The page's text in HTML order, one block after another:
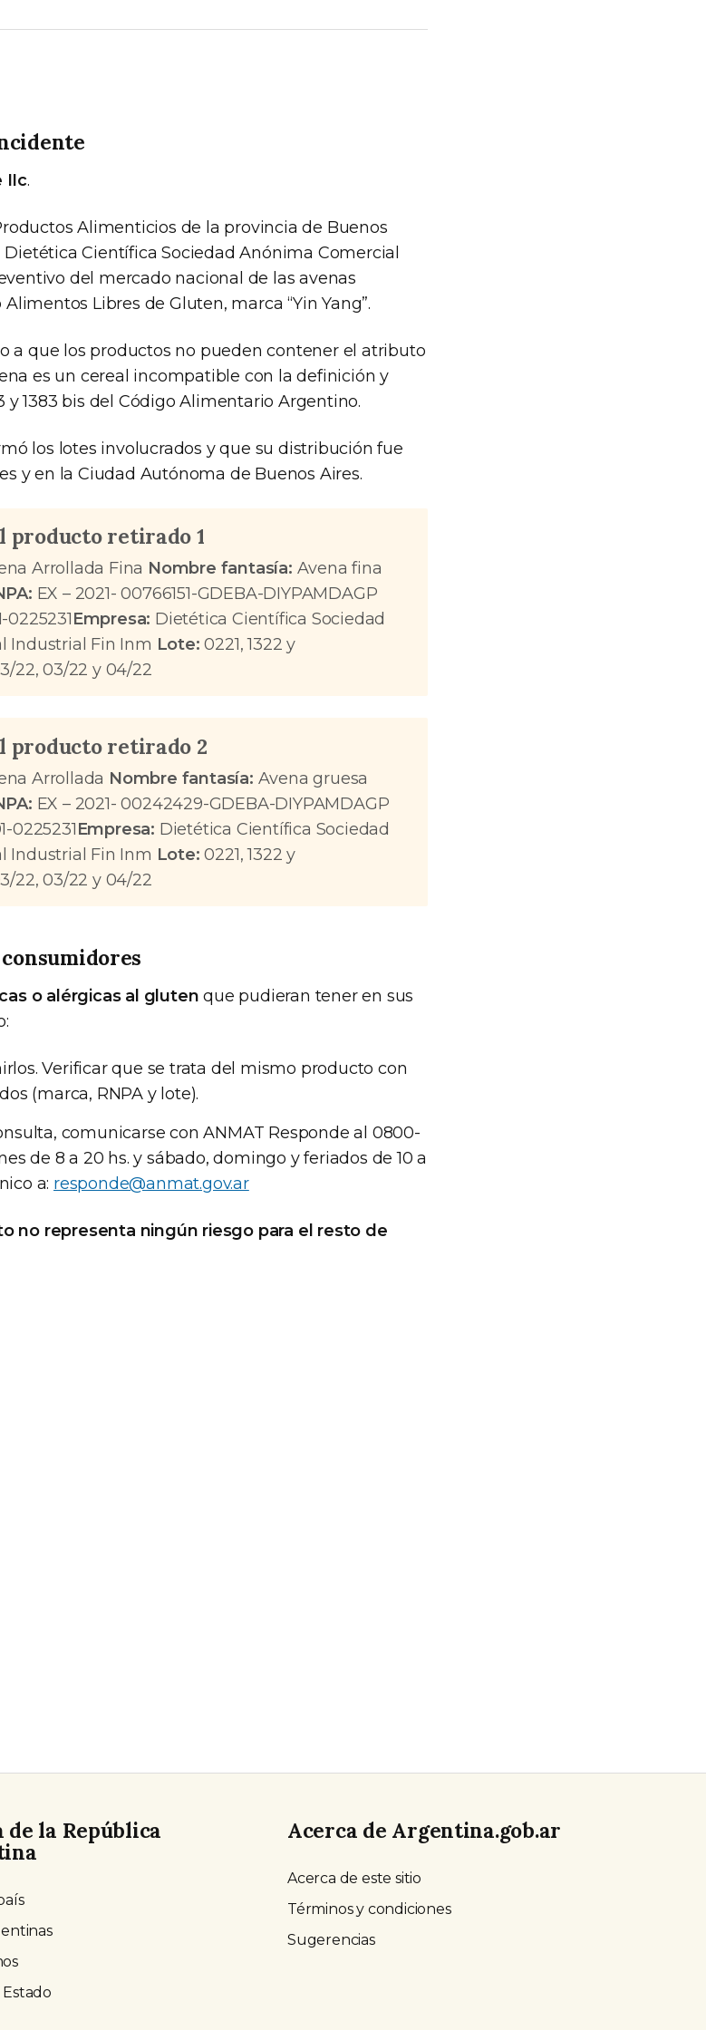
IIc.
Alimenticios de la provincia de Buenos
Científica Sociedad Anónima Comercial
del mercado nacional de las avenas
Libres de Gluten, marca “Yin Yang”.
a que los productos no pueden contener el atributo
es un cereal incompatible con la definición y
y 1383 bis del Código Alimentario Argentino.
los lotes involucrados y que su distribución fue
y en la Ciudad Autónoma de Buenos Aires.
producto retirado 1
Arrollada Fina Nombre fantasía: Avena fina
EX – 2021- 00766151-GDEBA-DIYPAMDAGP
0225231Empresa: Dietética Científica Sociedad
Industrial Fin Inm Lote: 0221, 1322 y
22, 03/22 y 04/22
producto retirado 2
Arrollada Nombre fantasía: Avena gruesa
EX – 2021- 00242429-GDEBA-DIYPAMDAGP
0225231Empresa: Dietética Científica Sociedad
Industrial Fin Inm Lote: 0221, 1322 y
22, 03/22 y 04/22
o alérgicas al gluten que pudieran tener en sus
Verificar que se trata del mismo producto con
(marca, RNPA y lote).
comunicarse con ANMAT Responde al 0800-
de 8 a 20 hs. y sábado, domingo y feriados de 10 a
a: responde@anmat.gov.ar
no representa ningún riesgo para el resto de
de la República
Acerca de Argentina.gob.ar
Acerca de este sitio
Términos y condiciones
Sugerencias